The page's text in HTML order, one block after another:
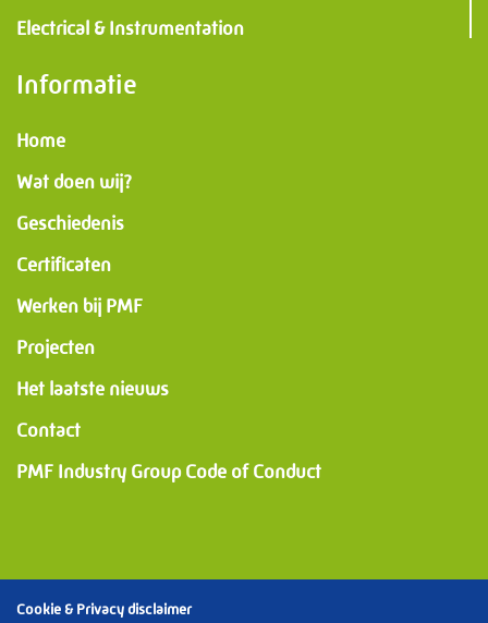
Electrical & Instrumentation
Informatie
Home
Wat doen wij?
Geschiedenis
Certificaten
Werken bij PMF
Projecten
Het laatste nieuws
Contact
PMF Industry Group Code of Conduct
Cookie & Privacy disclaimer